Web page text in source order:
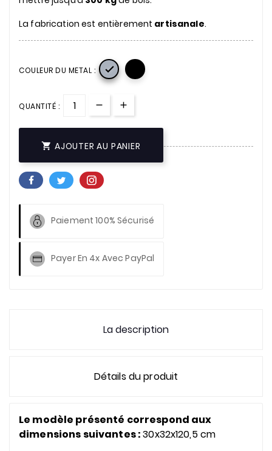
La fabrication est entièrement artisanale.
COULEUR DU METAL : 
QUANTITÉ :
 AJOUTER AU PANIER
Paiement 100% Sécurisé
Payer En 4x Avec PayPal
La description
Détails du produit
Le modèle présenté correspond aux
dimensions suivantes :30x32x120,5 cm